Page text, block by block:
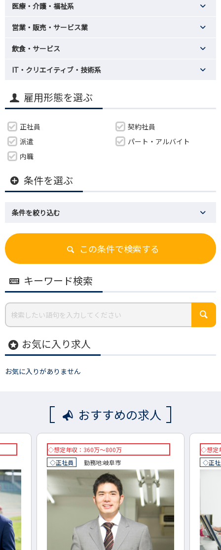
医療・介護・福祉系
営業・販売・サービス業
飲食・サービス
IT・クリエイティブ・技術系
雇用形態を選ぶ
正社員
契約社員
派遣
パート・アルバイト
内職
条件を選ぶ
条件を絞り込む
この条件で検索する
キーワード検索
stars お気に入り求人
お気に入りがありません
おすすめの求人
◇想定年収：360万～800万
◇正社員
勤務地:岐阜市
◇想定
◇正